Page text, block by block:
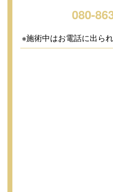
080-
※施術中はお電話に出ら